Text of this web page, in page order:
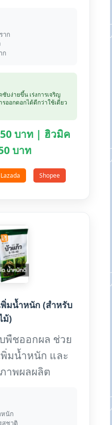
าก
ก
บง่ายขึ้น เร่งการเจริญ
ออกดอกได้ดีกว่าใช้เดี่ยว
บาท | ฮิวมิค
บาท
Lazada Shopee
พิ่มน้ำหนัก (สำหรับ
ม้)
พืชออกผล ช่วย
มน้ำหนัก และ
าพผลผลิต
หนัก
สชาติ